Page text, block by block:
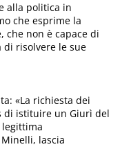
alla politica in
che esprime la
che non è capace di
di risolvere le sue
«La richiesta dei
di istituire un Giurì del
legittima
lascia